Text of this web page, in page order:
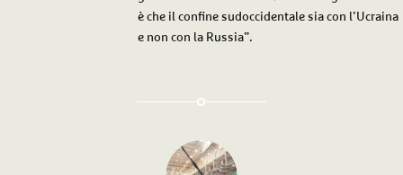
è che il confine sudoccidentale sia con l’Ucraina
e non con la Russia”.